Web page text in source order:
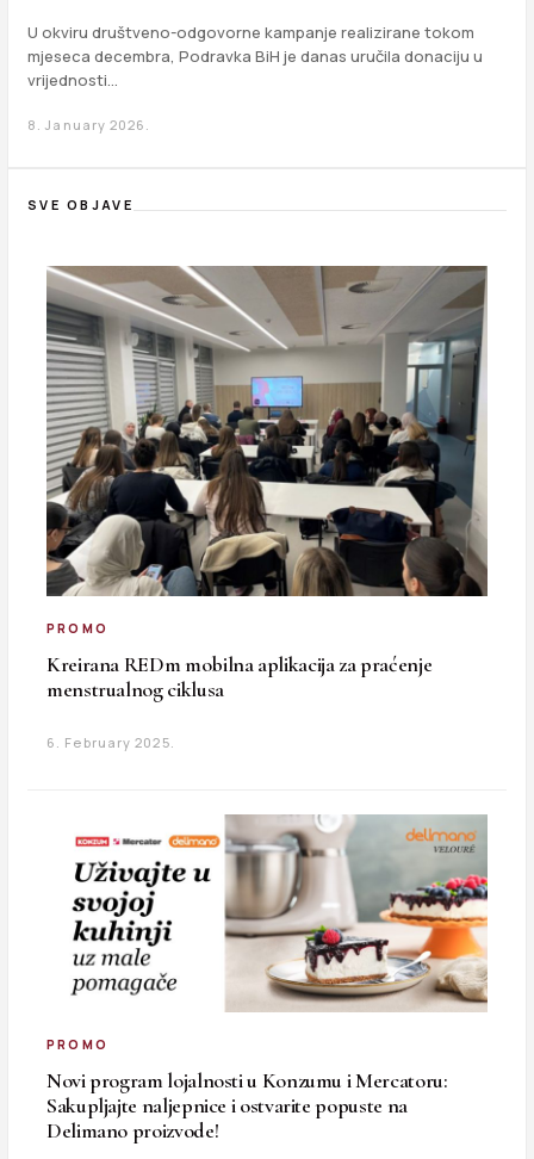
U okviru društveno-odgovorne kampanje realizirane tokom
mjeseca decembra, Podravka BiH je danas uručila donaciju u
vrijednosti…
8. January 2026.
SVE OBJAVE
PROMO
Kreirana REDm mobilna aplikacija za praćenje
menstrualnog ciklusa
6. February 2025.
PROMO
Novi program lojalnosti u Konzumu i Mercatoru:
Sakupljajte naljepnice i ostvarite popuste na
Delimano proizvode!